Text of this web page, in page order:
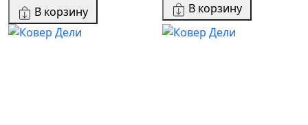
В корзину
В корзину